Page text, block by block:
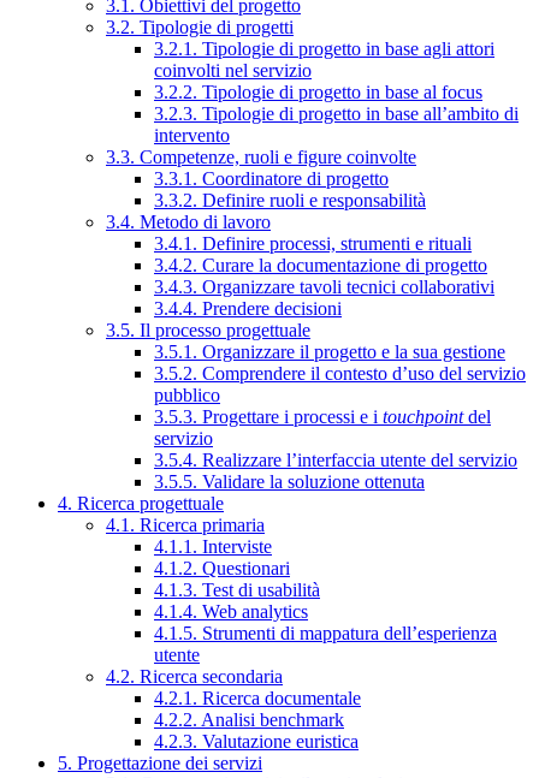
3.1. Obiettivi del progetto
3.2. Tipologie di progetti
3.2.1. Tipologie di progetto in base agli attori
coinvolti nel servizio
3.2.2. Tipologie di progetto in base al focus
3.2.3. Tipologie di progetto in base all’ambito di
intervento
3.3. Competenze, ruoli e figure coinvolte
3.3.1. Coordinatore di progetto
3.3.2. Definire ruoli e responsabilità
3.4. Metodo di lavoro
3.4.1. Definire processi, strumenti e rituali
3.4.2. Curare la documentazione di progetto
3.4.3. Organizzare tavoli tecnici collaborativi
3.4.4. Prendere decisioni
3.5. Il processo progettuale
3.5.1. Organizzare il progetto e la sua gestione
3.5.2. Comprendere il contesto d’uso del servizio
pubblico
3.5.3. Progettare i processi e i touchpointdel
servizio
3.5.4. Realizzare l’interfaccia utente del servizio
3.5.5. Validare la soluzione ottenuta
4. Ricerca progettuale
4.1. Ricerca primaria
4.1.1. Interviste
4.1.2. Questionari
4.1.3. Test di usabilità
4.1.4. Web analytics
4.1.5. Strumenti di mappatura dell’esperienza
utente
4.2. Ricerca secondaria
4.2.1. Ricerca documentale
4.2.2. Analisi benchmark
4.2.3. Valutazione euristica
5. Progettazione dei servizi